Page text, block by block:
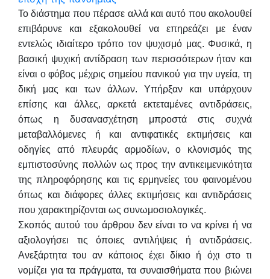
Το διάστημα που πέρασε αλλά και αυτό που ακολουθεί
επιβάρυνε και εξακολουθεί να επηρεάζει με έναν
εντελώς ιδιαίτερο τρόπο τον ψυχισμό μας. Φυσικά, η
βασική ψυχική αντίδραση των περισσότερων ήταν και
είναι ο φόβος μέχρις σημείου πανικού για την υγεία, τη
δική μας και των άλλων. Υπήρξαν και υπάρχουν
επίσης και άλλες, αρκετά εκτεταμένες αντιδράσεις,
όπως η δυσανασχέτηση μπροστά στις συχνά
μεταβαλλόμενες ή και αντιφατικές εκτιμήσεις και
οδηγίες από πλευράς αρμοδίων, ο κλονισμός της
εμπιστοσύνης πολλών ως προς την αντικειμενικότητα
της πληροφόρησης και τις ερμηνείες του φαινομένου
όπως και διάφορες άλλες εκτιμήσεις και αντιδράσεις
που χαρακτηρίζονται ως συνωμοσιολογικές.
Σκοπός αυτού του άρθρου δεν είναι το να κρίνει ή να
αξιολογήσει τις όποιες αντιλήψεις ή αντιδράσεις.
Ανεξάρτητα του αν κάποιος έχει δίκιο ή όχι στο τι
νομίζει για τα πράγματα, τα συναισθήματα που βιώνει